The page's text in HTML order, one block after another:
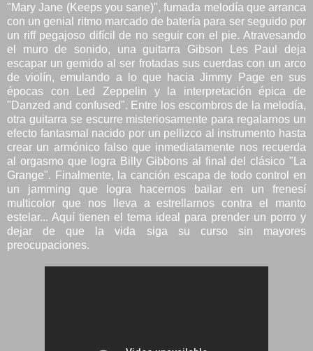
"Mary Jane (Keeps you sane)", fumada melodía que arranca
con un genial ritmo marcado de batería para ser seguido por
un riff pegajoso difícil de no seguir con el pie. Atravesando
el muro de sonido, una guitarra Gibson Les Paul deja
escapar un gemido al ser frotadas sus cuerdas con un arco
de violín, emulando a lo que hacia Jimmy Page en sus
épocas con Led Zeppelin y la interpretación épica de
"Danzed and confused". Entre los escombros de la melodía,
otra guitarra se escurre misteriosamente para regalarnos un
efecto fantasmal nacido por un pellizco al instrumento hasta
crear un armónico falso que inmediatamente nos recuerda
al orgasmo que logra Billy Gibbons al final del clásico "La
Grange". Finalmente, la canción escapa de todo control en
un jamming que logra hacernos bailar en un frenesí
multicolor que nos lleva a estrellarnos contra el manto
estelar... Aquí tienen el tema ideal para prender un porro y
dejar de que la vida siga su curso sin mayores
preocupaciones.